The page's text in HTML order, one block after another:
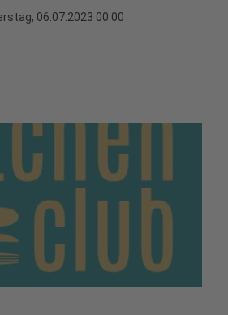
06.07.2023 00:00